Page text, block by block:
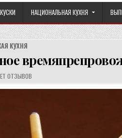
НАЦИОНАЛЬНАЯ КУХНЯ
КУХНЯ
ОТЗЫВОВ